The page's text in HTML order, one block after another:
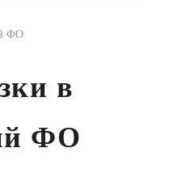
ФО
в
ФО